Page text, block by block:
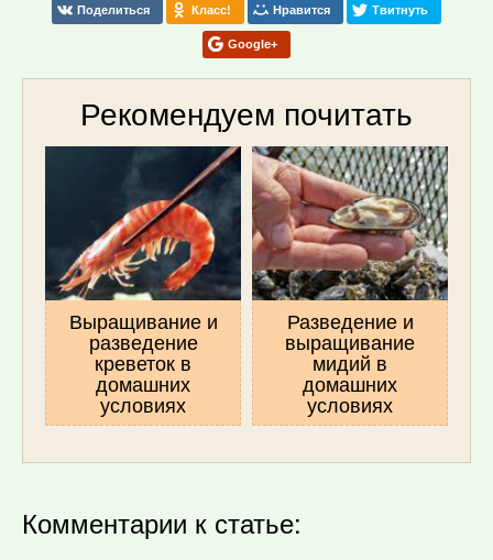
Поделиться Класс! Нравится Твитнуть
Google+
Рекомендуем почитать
Выращивание и
разведение
креветок в
домашних
условиях
Разведение и
выращивание
мидий в
домашних
условиях
Комментарии к статье: